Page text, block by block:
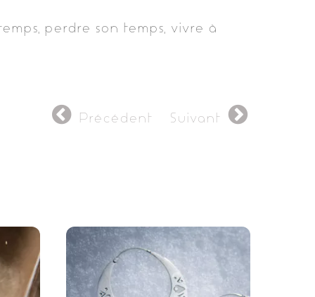
perdre son temps, vivre à
Précédent Suivant